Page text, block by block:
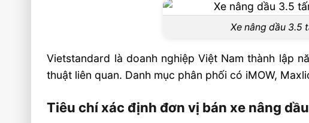
Thông số cần kiểm tra trước khi mua xe nâng dầu
Những thông số ảnh hưởng trực tiếp đến hiệu
vận hành
Doanh nghiệp nào nên ưu tiên xe nâng dầu 3.5 tấn?
Xe nâng dầu 3.5
Vietstandard là doanh nghiệp Việt Nam thành lập
thuật liên quan. Danh mục phân phối có iMOW,
Tiêu chí xác định đơn vị bán xe nâng